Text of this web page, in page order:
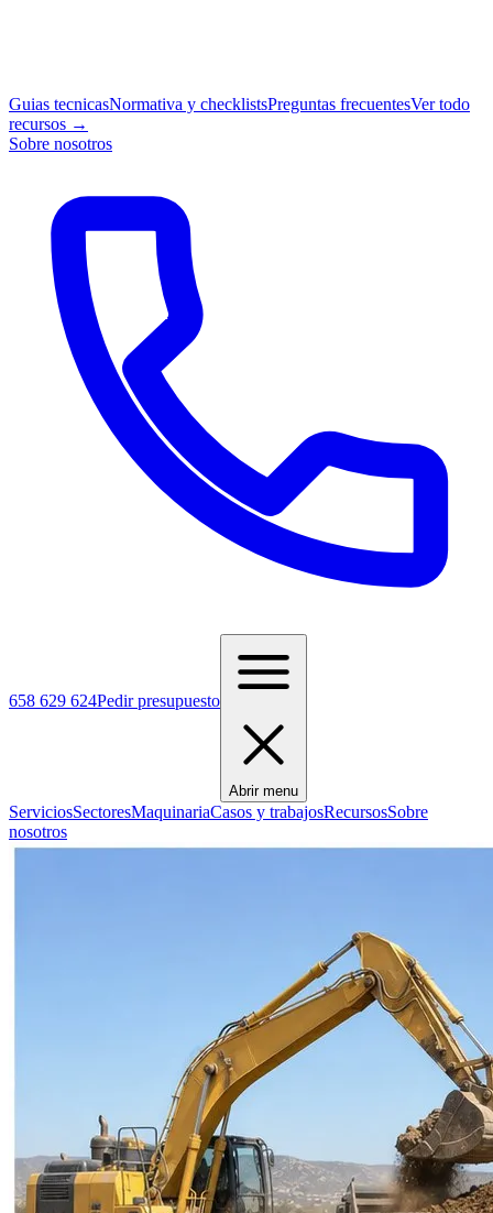
Guias tecnicasNormativa y checklistsPreguntas frecuentesVer todo
recursos →
Sobre nosotros
658 629 624Pedir presupuesto
Abrir menu
ServiciosSectoresMaquinariaCasos y trabajosRecursosSobre
nosotros